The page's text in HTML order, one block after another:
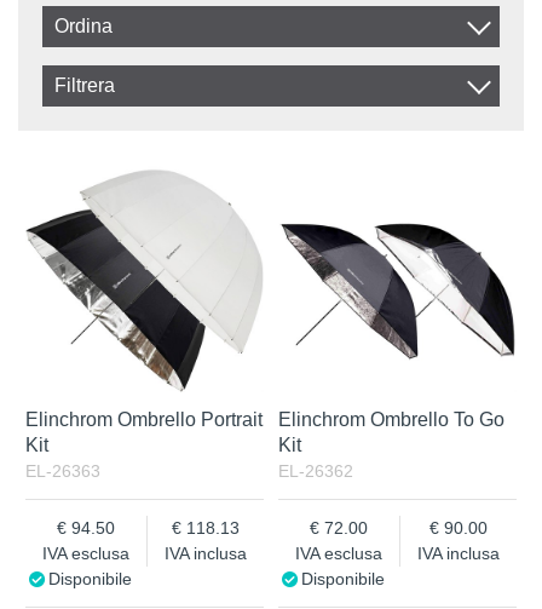
Ordina
Artikelkod
IVA Inclusa
Filtrera
Elinchrom Ombrello Portrait
Kit
EL-26363
IVA esclusa
94.50
IVA inclusa
118.13
Disponibile
Elinchrom Ombrello To Go
Kit
EL-26362
IVA esclusa
72.00
IVA inclusa
90.00
Disponibile